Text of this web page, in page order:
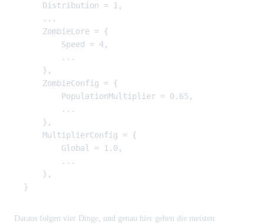
    Distribution = 1,
    ...
    ZombieLore = {
        Speed = 4,
        ...
    },
    ZombieConfig = {
        PopulationMultiplier = 0.65,
        ...
    },
    MultiplierConfig = {
        Global = 1.0,
        ...
    },
Daraus folgen vier Dinge, und genau hier gehen die meisten